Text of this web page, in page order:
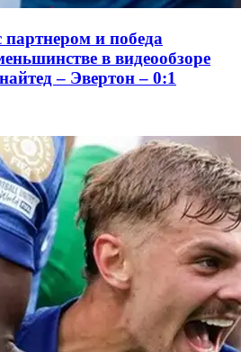
партнером и победа
в видеообзоре
– Эвертон – 0:1